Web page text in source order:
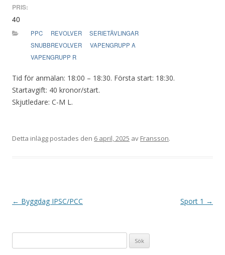
PRIS:
40
PPC REVOLVER
SERIETÄVLINGAR
SNUBBREVOLVER
VAPENGRUPP A
VAPENGRUPP R
Tid för anmälan: 18:00 – 18:30. Första start: 18:30.
Startavgift: 40 kronor/start.
Skjutledare: C-M L.
Detta inlägg postades den 6 april, 2025 av Fransson.
I← Byggdag IPSC/PCC Sport 1 →
efter: